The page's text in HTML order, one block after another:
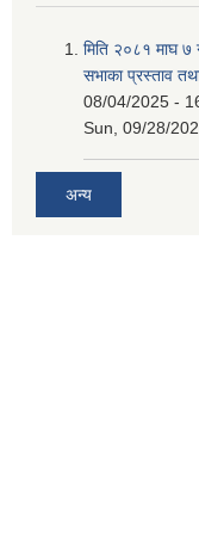
मिति २०८१ माघ
सभाका प्रस्ताव
08/04/2025 -
Sun, 09/28/
अन्य